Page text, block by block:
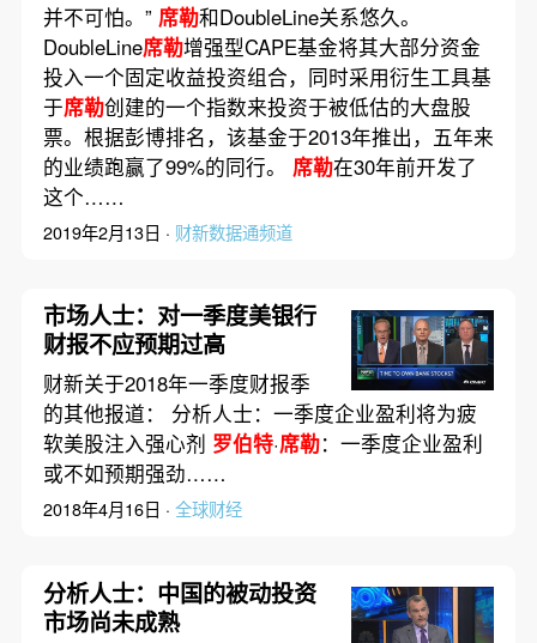
并不可怕。” 席勒和DoubleLine关系悠久。
DoubleLine席勒增强型CAPE基金将其大部分资金
投入一个固定收益投资组合，同时采用衍生工具基
于席勒创建的一个指数来投资于被低估的大盘股
票。根据彭博排名，该基金于2013年推出，五年来
的业绩跑赢了99%的同行。 席勒在30年前开发了
这个……
2019年2月13日 · 财新数据通频道
市场人士：对一季度美银行
财报不应预期过高
财新关于2018年一季度财报季
的其他报道： 分析人士：一季度企业盈利将为疲
软美股注入强心剂 罗伯特·席勒：一季度企业盈利
或不如预期强劲……
2018年4月16日 · 全球财经
分析人士：中国的被动投资
市场尚未成熟